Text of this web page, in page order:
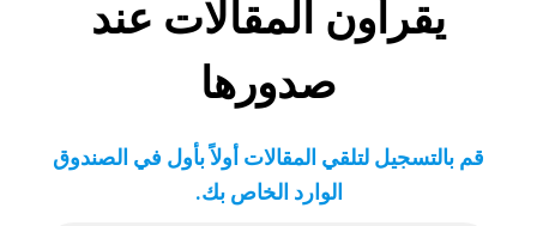
يقرأون المقالات عند
صدورها
قم بالتسجيل لتلقي المقالات أولاً بأول في الصندوق
الوارد الخاص بك.